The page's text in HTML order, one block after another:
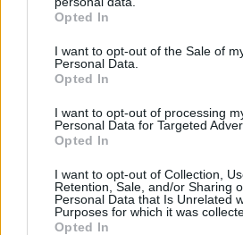
grant or deny consent to Google and
use your data for below specified
consent section.
Opted In
I want to opt-out of the Sale of
Personal Data.
Opted In
I want to opt-out of processing
Personal Data for Targeted
Opted In
I want to opt-out of Collection,
Retention, Sale, and/or Sharing
Personal Data that Is Unrelated
Purposes for which it was
Opted In
άμεσα στη μάχη και τα δικά
χρησιμοποιήσει σε
Πρόκειται για τα άρματα
και T-14 Armata. Και τα δύο,
αντίστοιχα Δυτικά
φέροντας σύγχρονα οπλικά
συστήματα.